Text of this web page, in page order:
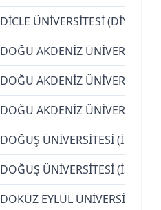
DİCLE ÜNİVERSİTESİ
DOĞU AKDENİZ
DOĞU AKDENİZ
DOĞU AKDENİZ
DOĞUŞ ÜNİVERSİTESİ
DOĞUŞ ÜNİVERSİTESİ
DOKUZ EYLÜL ÜNİVERSİTESİ